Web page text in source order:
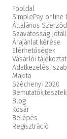
Főoldal
SimplePay
Általános
Szavatosság
Árajánlat kérése
Elérhetőségek
Vásárlói
Adatkezelési
Makita
Széchenyi 2020
Bemutatók,tesztek!
Blog
Kosár
Belépés
Regisztráció